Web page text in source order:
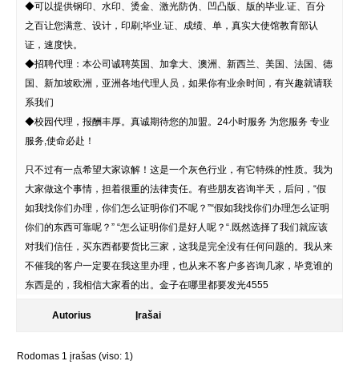
◆可以提供钢印、水印、烫金、激光防伪、凹凸版、版的毕业.证、百分
之百让您满意、设计，印刷;毕业.证、成绩、单，真实大使馆教育部认
证，速度快。
◆招聘代理：本公司诚聘英国、加拿大、澳洲、新西兰、美国、法国、德
国、新加坡欧洲，亚洲各地代理人员，如果你有业余时间，有兴趣就请联
系我们
◆校园代理，报酬丰厚。真诚期待您的加盟。24小时服务 为您服务 专业
服务,使命必赴！
只不过有一点希望大家谅解！这是一个灰色行业，有它特殊的性质。我为
大家做这个事情，担着很重的法律责任。有些朋友咨询半天，后问，“假
如我找你们办理，你们怎么证明你们不呢？”“假如我找你们办理怎么证明
你们的东西可靠呢？” “怎么证明你们是好人呢？“.既然选择了我们就应该
对我们信任，买东西都要货比三家，这我是完全没有任何问题的。我从来
不催我的客户一定要在我这里办理，也从来不客户多咨询几家，毕竟谁的
东西是的，我相信大家看的出。金子在哪里都要发光4555
Autorius Įrašai
Rodomas 1 įrašas (viso: 1)